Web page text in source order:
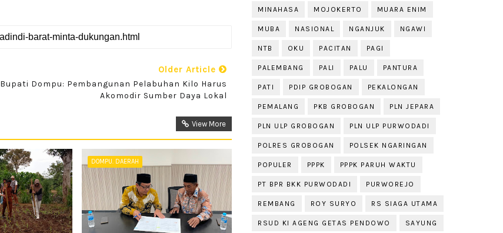
Older Article
Bupati Dompu: Pembangunan Pelabuhan Kilo Harus
Akomodir Sumber Daya Lokal
View More
DOMPU. DAERAH
MINAHASA MOJOKERTO MUARA ENIM
MUBA NASIONAL NGANJUK NGAWI
NTB OKU PACITAN PAGI
PALEMBANG PALI PALU PANTURA
PATI PDIP GROBOGAN PEKALONGAN
PEMALANG PKB GROBOGAN PLN JEPARA
PLN ULP GROBOGAN PLN ULP PURWODADI
POLRES GROBOGAN POLSEK NGARINGAN
POPULER PPPK PPPK PARUH WAKTU
PT BPR BKK PURWODADI PURWOREJO
REMBANG ROY SURYO RS SIAGA UTAMA
RSUD KI AGENG GETAS PENDOWO SAYUNG